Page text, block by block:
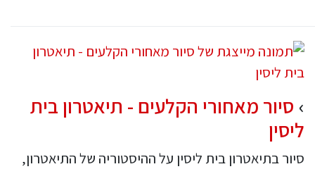
סיור מאחורי הקלעים - תיאטרון בית
ליסין
סיור בתיאטרון בית ליסין על ההיסטוריה של התיאטרון,